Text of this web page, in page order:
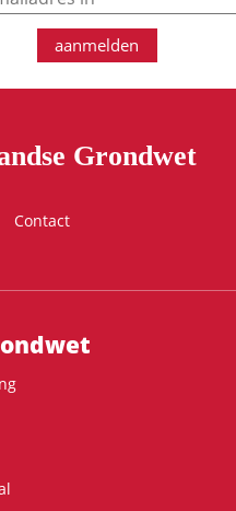
aanmelden
Grondwet
Contact